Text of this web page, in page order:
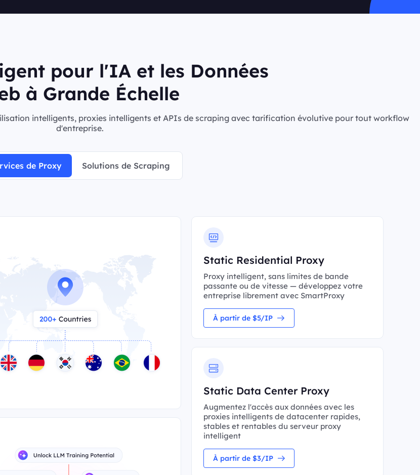
pour l'IA et les Données
à Grande Échelle
intelligents, proxies intelligents et APIs de scraping avec tarification évolutive pour tout workflow
d'entreprise.
de Proxy Solutions de Scraping
Static Residential Proxy
Proxy intelligent, sans limites de bande
passante ou de vitesse — développez votre
entreprise librement avec SmartProxy
À partir de $5/IP
Static Data Center Proxy
Augmentez l'accès aux données avec les
proxies intelligents de datacenter rapides,
stables et rentables du serveur proxy
intelligent
À partir de $3/IP